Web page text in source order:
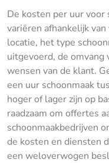
De kosten per uur voor
variëren afhankelijk
locatie, het type
uitgevoerd, de omvang
wensen van de klant.
een uur schoonmaak
hoger of lager zijn op
raadzaam om offertes
schoonmaakbedrijven
de kosten en diensten
een weloverwogen